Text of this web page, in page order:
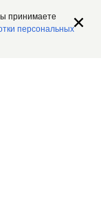
принимаете
персональных